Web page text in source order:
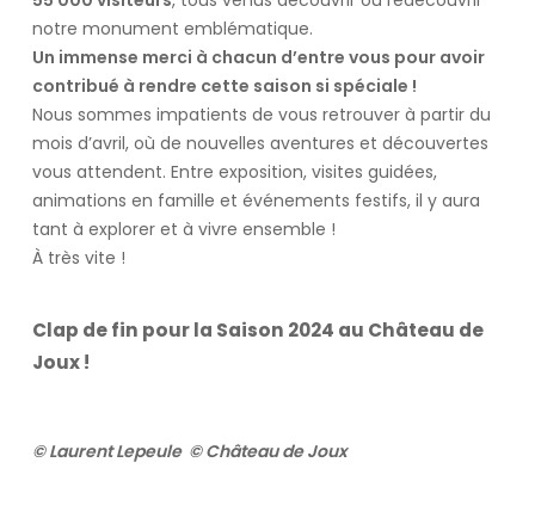
notre monument emblématique.
Un immense merci à chacun d’entre vous pour avoir
contribué à rendre cette saison si spéciale !
Nous sommes impatients de vous retrouver à partir du
mois d’avril, où de nouvelles aventures et découvertes
vous attendent. Entre exposition, visites guidées,
animations en famille et événements festifs, il y aura
tant à explorer et à vivre ensemble !
À très vite !
Clap de fin pour la Saison 2024 au Château de
Joux !
© Laurent Lepeule © Château de Joux